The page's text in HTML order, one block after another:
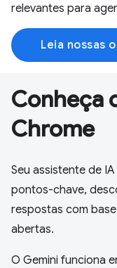
relevantes para
Leia nossas
Conheça
Chrome
Seu assistente de
pontos-chave,
respostas com
abertas.
O Gemini funciona